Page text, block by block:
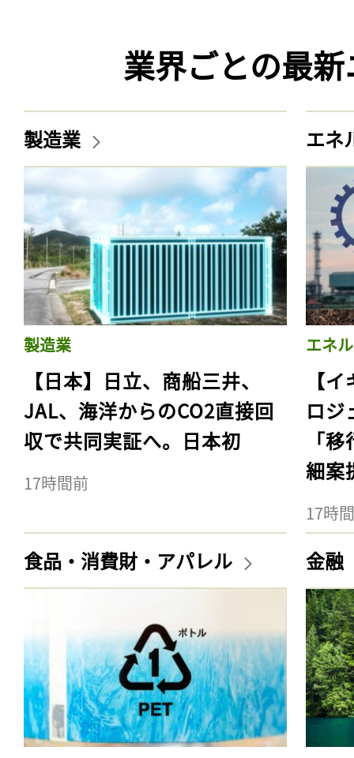
業界ごとの最
製造業
製造業
【日本】日立、商船三井、
JAL、海洋からのCO2直接回
収で共同実証へ。日本初
17時間前
エネ
エネ
【
ロジ
「
細案
17時
食品・消費財・アパレル 金融